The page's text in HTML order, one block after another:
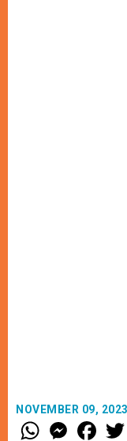
NOVEMBER 09,
W
h
M
e
F
a